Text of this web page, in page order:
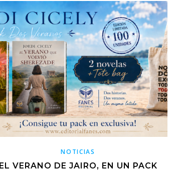
NOTICIAS
EL VERANO DE JAIRO, EN UN PACK